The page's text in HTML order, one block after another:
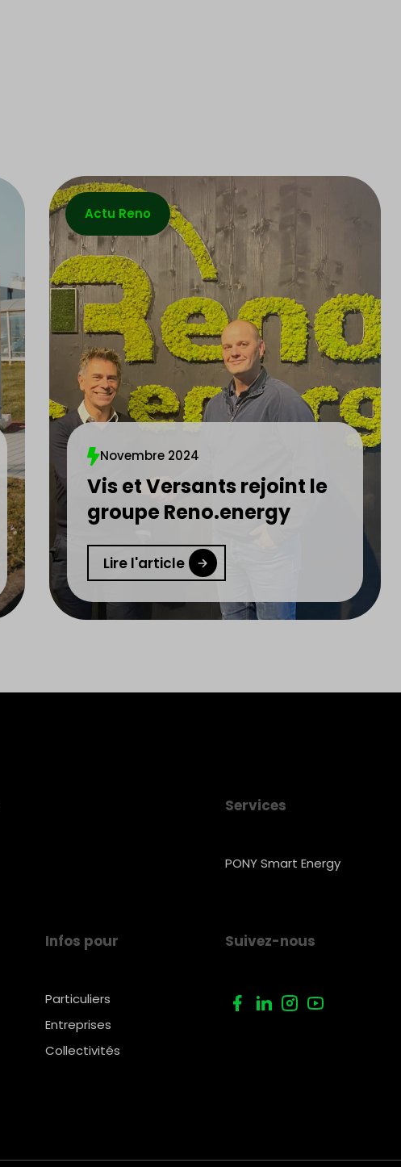
Actu Reno
Novembre 2024
Vis et Versants rejoint le
groupe Reno.energy
Lire l'article
Services
PONY Smart Energy
Infos pour
Particuliers
Entreprises
Collectivités
Suivez-nous